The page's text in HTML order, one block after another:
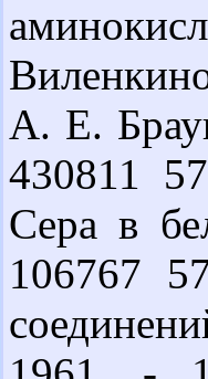
А. Е.
430811
Сера в
106767